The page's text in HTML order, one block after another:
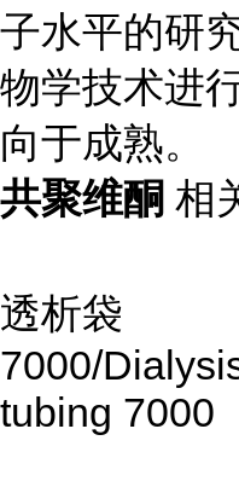
子水平的研
物学技术进
向于成熟。
共聚维酮 相
透析袋
7000/
tubing 7000